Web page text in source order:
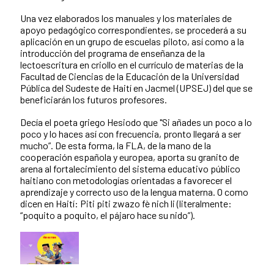
Una vez elaborados los manuales y los materiales de
apoyo pedagógico correspondientes, se procederá a su
aplicación en un grupo de escuelas piloto, así como a la
introducción del programa de enseñanza de la
lectoescritura en criollo en el currículo de materias de la
Facultad de Ciencias de la Educación de la Universidad
Pública del Sudeste de Haití en Jacmel (UPSEJ) del que se
beneficiarán los futuros profesores.
Decía el poeta griego Hesiodo que "Si añades un poco a lo
poco y lo haces así con frecuencia, pronto llegará a ser
mucho”. De esta forma, la FLA, de la mano de la
cooperación española y europea, aporta su granito de
arena al fortalecimiento del sistema educativo público
haitiano con metodologías orientadas a favorecer el
aprendizaje y correcto uso de la lengua materna. O como
dicen en Haití: Piti piti zwazo fè nich li (literalmente:
“poquito a poquito, el pájaro hace su nido”).